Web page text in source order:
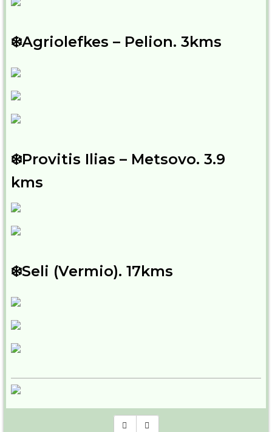
❄️Agriolefkes – Pelion. 3kms
❄️Provitis Ilias – Metsovo. 3.9
kms
❄️Seli (Vermio). 17kms